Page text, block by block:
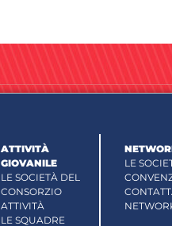
ATTIVITÀ
GIOVANILE
LE SOCIETÀ DEL
CONSORZIO
ATTIVITÀ
LE SQUADRE
LE